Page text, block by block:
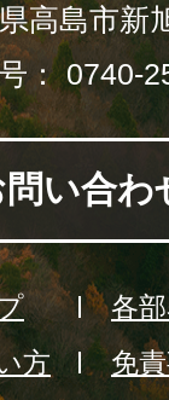
高島市新
： 0740-
問い合わ
各
方
免